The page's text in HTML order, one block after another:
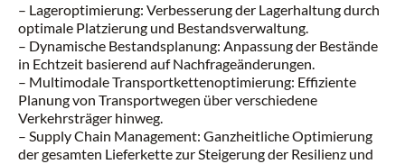
– Lageroptimierung: Verbesserung der Lagerhaltung durch
optimale Platzierung und Bestandsverwaltung.
– Dynamische Bestandsplanung: Anpassung der Bestände
in Echtzeit basierend auf Nachfrageänderungen.
– Multimodale Transportkettenoptimierung: Effiziente
Planung von Transportwegen über verschiedene
Verkehrsträger hinweg.
– Supply Chain Management: Ganzheitliche Optimierung
der gesamten Lieferkette zur Steigerung der Resilienz und